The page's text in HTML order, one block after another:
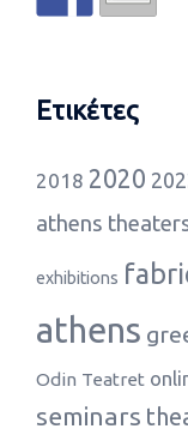
Ετικέτες
2018 2020
athens
exhibitions
athens
Odin Teatret
seminars